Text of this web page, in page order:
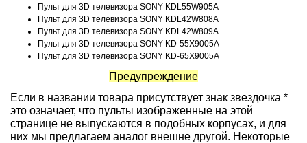
Пульт для 3D телевизора SONY KDL55W905A
Пульт для 3D телевизора SONY KDL42W808A
Пульт для 3D телевизора SONY KDL42W809A
Пульт для 3D телевизора SONY KD-55X9005A
Пульт для 3D телевизора SONY KD-65X9005A
Предупреждение
Если в названии товара присутствует знак звездочка *
это означает, что пульты изображенные на этой
странице не выпускаются в подобных корпусах, и для
них мы предлагаем аналог внешне другой. Некоторые